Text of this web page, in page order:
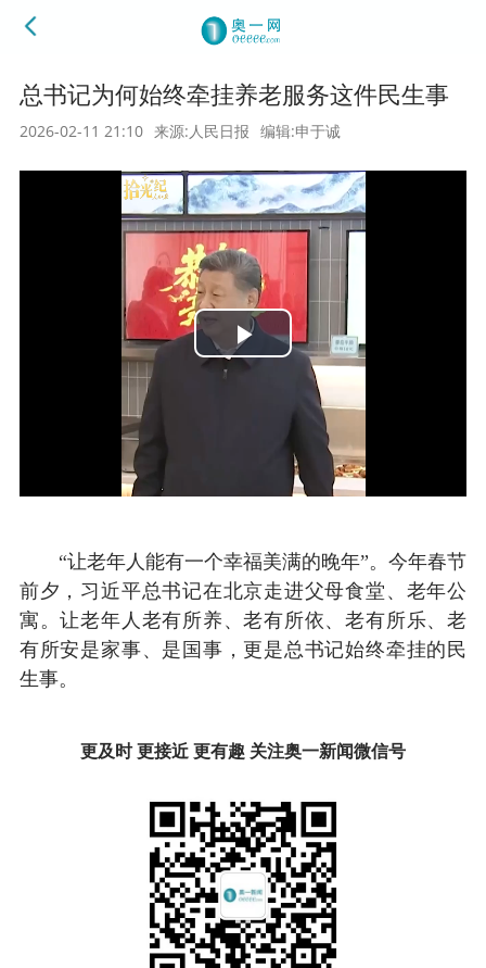
总书记为何始终牵挂养老服务这件民生事
2026-02-11 21:10 来源:人民日报 编辑:申于诚
Play
Video
“让老年人能有一个幸福美满的晚年”。今年春节
前夕，习近平总书记在北京走进父母食堂、老年公
寓。让老年人老有所养、老有所依、老有所乐、老
有所安是家事、是国事，更是总书记始终牵挂的民
生事。
更及时 更接近 更有趣 关注奥一新闻微信号